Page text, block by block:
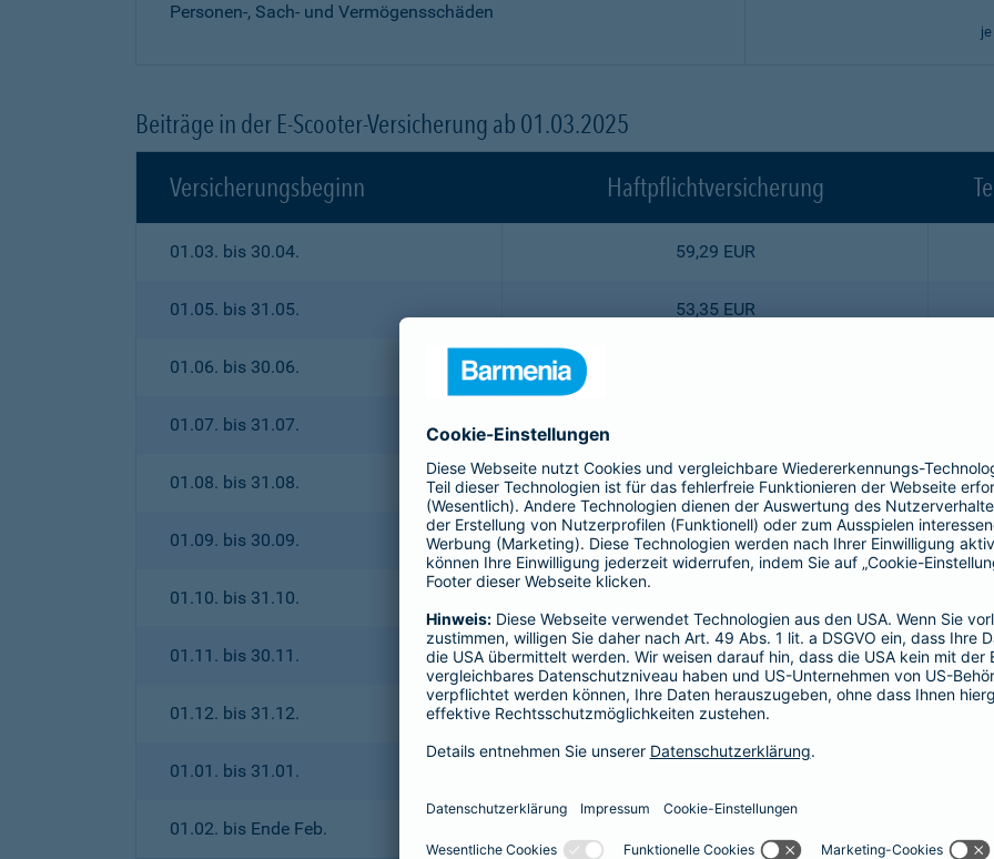
Personen-, Sach- und Vermögensschäden
Beiträge in der E-Scooter-Versicherung ab 01.03.2025
Versicherungsbeginn
Haftpflichtversicherung
01.03. bis 30.04. 59,29 EUR
01.05. bis 31.05. 53,35 EUR
01.06. bis 30.06.
01.07. bis 31.07.
01.08. bis 31.08. 41,58 EUR
01.09. bis 30.09. 35,64 EUR
01.10. bis 31.10.
01.11. bis 30.11. 23,76 EUR
01.12. bis 31.12. 17,82 EUR
01.01. bis 31.01.
01.02. bis Ende Feb.